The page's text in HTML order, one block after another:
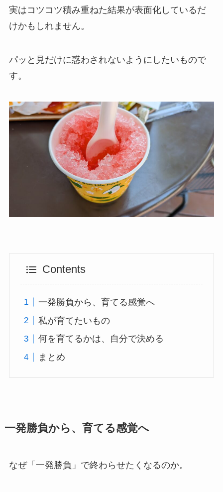
実はコツコツ積み重ねた結果が表面化しているだ
けかもしれません。
パッと見だけに惑わされないようにしたいもので
す。
Contents
一発勝負から、育てる感覚へ
私が育てたいもの
何を育てるかは、自分で決める
まとめ
一発勝負から、育てる感覚へ
なぜ「一発勝負」で終わらせたくなるのか。